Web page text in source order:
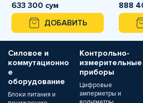
633 300 сум
ДОБАВИТЬ
888
Силовое и
коммутационно
е
оборудование
Блоки питания и
Контрольно-
измерительные
приборы
Цифровые
амперметры и